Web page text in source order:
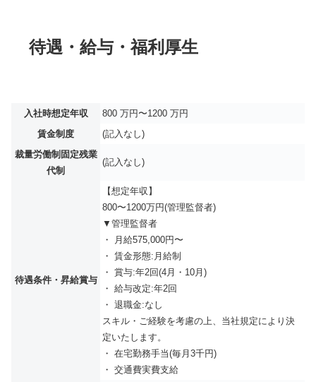
待遇・給与・福利厚生
入社時想定年収
800 万円〜1200 万円
賃金制度
(記入なし)
裁量労働制固定残業
代制
(記入なし)
待遇条件・昇給賞与
【想定年収】
800〜1200万円(管理監督者)
▼管理監督者
・ 月給575,000円〜
・ 賃金形態:月給制
・ 賞与:年2回(4月・10月)
・ 給与改定:年2回
・ 退職金:なし
スキル・ご経験を考慮の上、当社規定により決
定いたします。
・ 在宅勤務手当(毎月3千円)
・ 交通費実費支給